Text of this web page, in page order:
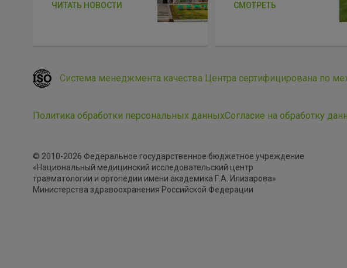
ЧИТАТЬ НОВОСТИ СМОТРЕТЬ
Система менеджмента качества Центра сертифицирована по
Политика обработки персональных данныхСогласие на обработку
© 2010-2026 Федеральное государственное бюджетное учреждение
«Национальный медицинский исследовательский центр
травматологии и ортопедии имени академика Г.А. Илизарова»
Министерства здравоохранения Российской Федерации